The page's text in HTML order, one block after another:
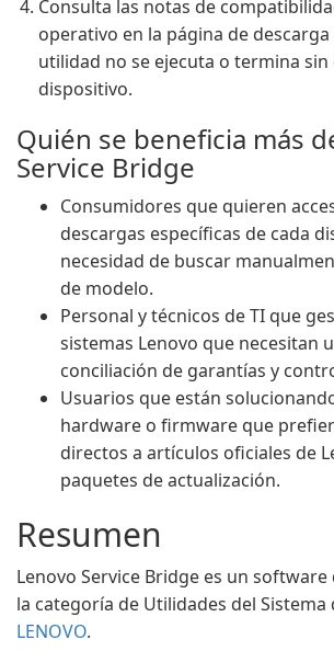
Consulta las notas de
operativo en la página de descarga
utilidad no se ejecuta o termina sin
dispositivo.
Quién se beneficia más
Service Bridge
Consumidores que quieren
descargas específicas de cada
necesidad de buscar
de modelo.
Personal y técnicos de TI que
sistemas Lenovo que necesitan
conciliación de garantías y
Usuarios que están
hardware o firmware que
directos a artículos oficiales de
paquetes de actualización.
Resumen
Lenovo Service Bridge es un software
la categoría de Utilidades del
LENOVO.